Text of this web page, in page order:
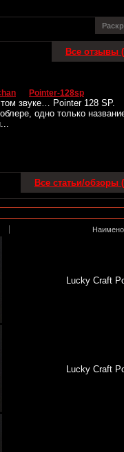
Все отзывы
Pointer-128sp
звуке… Pointer 128 SP.
одно только
Все статьи/обзоры
Lucky Craft
Lucky Craft